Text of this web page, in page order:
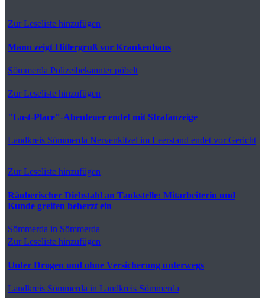
Zur Leseliste hinzufügen
Mann zeigt Hitlergruß vor Krankenhaus
Sömmerda Polizeibekannter pöbelt
Zur Leseliste hinzufügen
"Lost-Place"-Abenteuer endet mit Strafanzeige
Landkreis Sömmerda Nervenkitzel im Leerstand endet vor Gericht
Zur Leseliste hinzufügen
Räuberischer Diebstahl an Tankstelle: Mitarbeiterin und
Kunde greifen beherzt ein
Sömmerda in Sömmerda
Zur Leseliste hinzufügen
Unter Drogen und ohne Versicherung unterwegs
Landkreis Sömmerda in Landkreis Sömmerda